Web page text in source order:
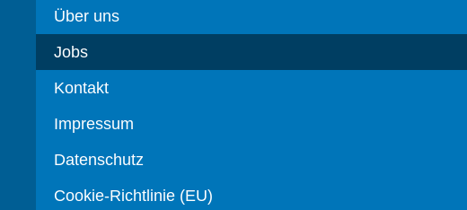
Über uns
Jobs
Kontakt
Impressum
Datenschutz
Cookie-Richtlinie (EU)